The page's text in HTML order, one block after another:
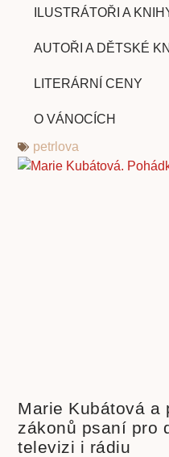
ILUSTRÁTOŘI A
AUTOŘI A DĚTSKÉ
LITERÁRNÍ CENY
O VÁNOCÍCH
petrlova
Marie Kubátová a
zákonů psaní pro
televizi i rádiu